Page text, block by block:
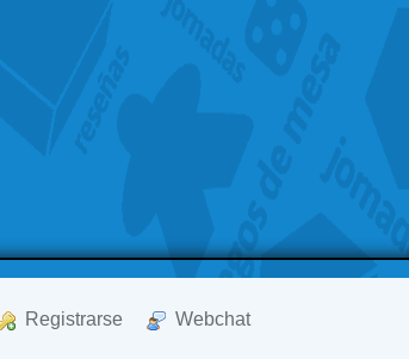
Registrarse Webchat